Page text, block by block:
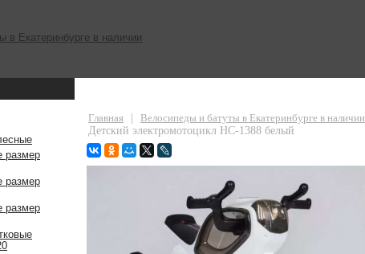
в Екатеринбурге в наличии
Главная Велосипеды и батуты в Екатеринбурге в наличии
Детский электромотоцикл HC-1388 белый
размер
размер
размер